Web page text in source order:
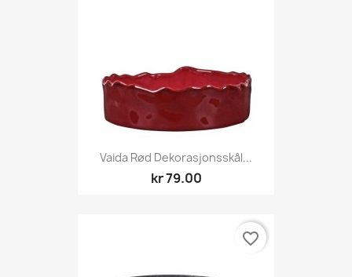
Vaida Rød Dekorasjonsskål...
kr 79.00
favorite_border